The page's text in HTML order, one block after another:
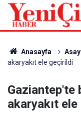
Anasayfa
akaryakıt ele geçirildi
Gaziantep'te
akaryakıt